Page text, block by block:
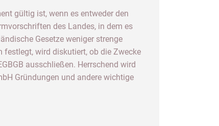
gültig ist, wenn es entweder den
des Landes, in dem es
Gesetze weniger strenge
festlegt, wird diskutiert, ob die Zwecke
ausschließen. Herrschend wird
Gründungen und andere wichtige